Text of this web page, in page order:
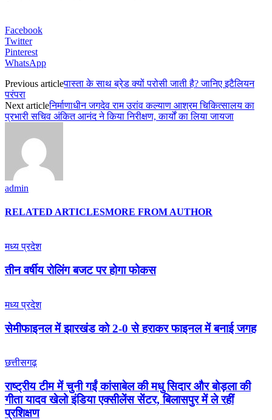
Facebook
Twitter
Pinterest
WhatsApp
Previous articleपास्ता के साथ ब्रेड क्यों परोसी जाती है? जानिए इटैलियन
परंपरा
Next articleनिर्माणाधीन जगदेव राम उरांव कल्याण आश्रम चिकित्सालय का
प्रभारी सचिव अंकित आनंद ने किया निरीक्षण, कार्यों का लिया जायजा
admin
RELATED ARTICLESMORE FROM AUTHOR
मध्य प्रदेश
तीन वर्षीय रोलिंग बजट पर होगा फोकस
मध्य प्रदेश
सेमीफाइनल में झारखंड को 2-0 से हराकर फाइनल में बनाई जगह
छत्तीसगढ़
राष्ट्रीय टीम में चुनी गईं कांसाबेल की मधु सिदार और बोड़ला की
गीता यादव खेलो इंडिया एक्सीलेंस सेंटर, बिलासपुर में ले रहीं
प्रशिक्षण